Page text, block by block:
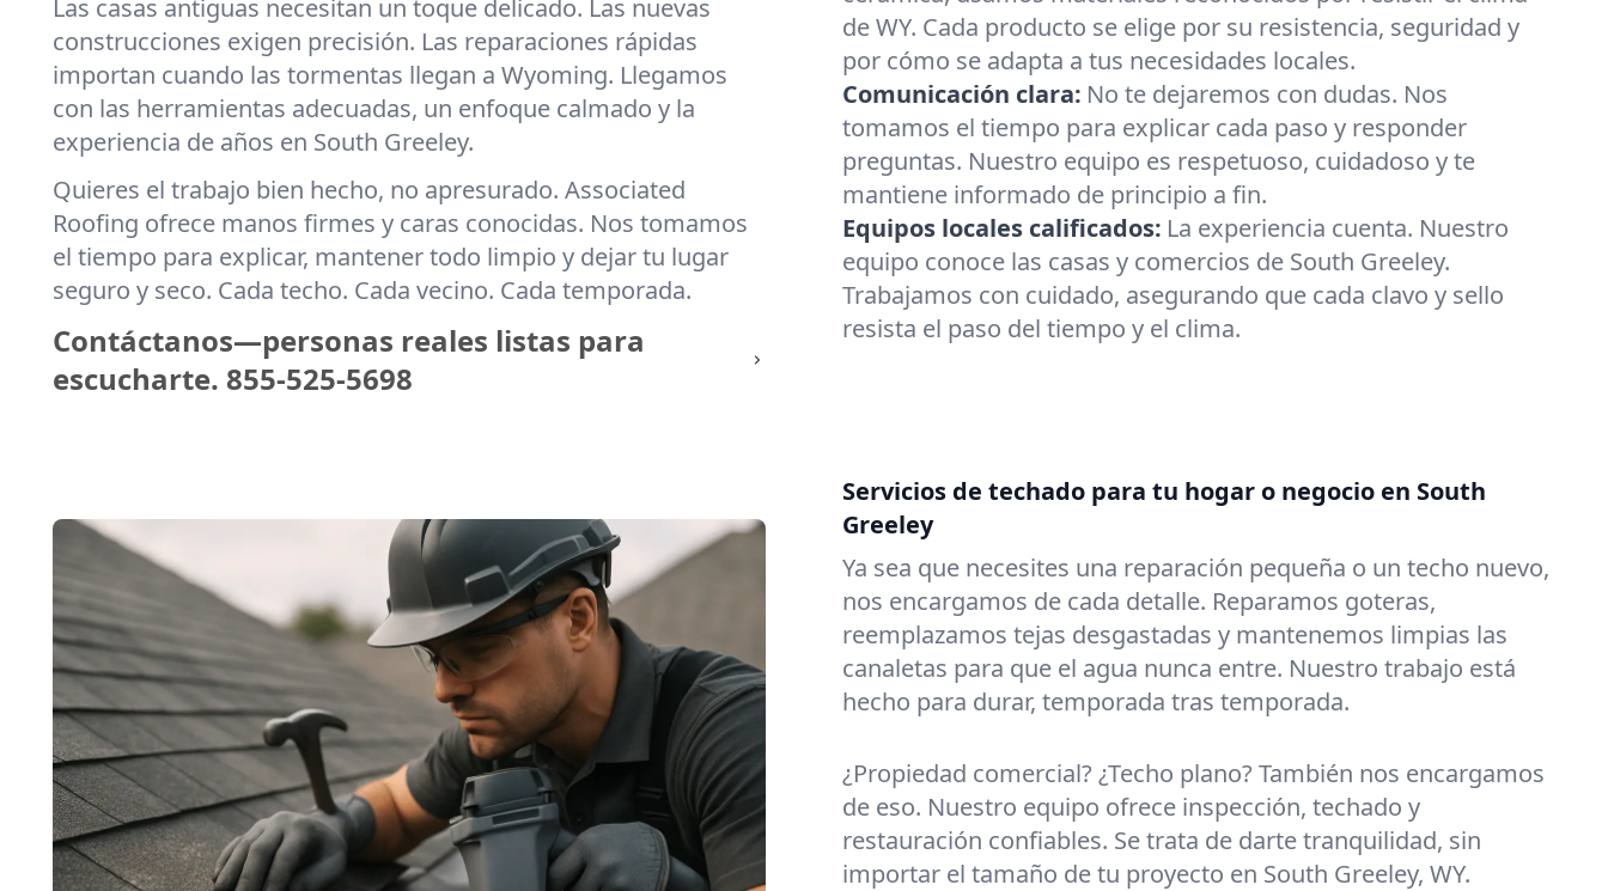
Las casas antiguas necesitan un toque delicado. Las nuevas
construcciones exigen precisión. Las reparaciones rápidas
importan cuando las tormentas llegan a Wyoming. Llegamos
con las herramientas adecuadas, un enfoque calmado y la
experiencia de años en South Greeley.
Quieres el trabajo bien hecho, no apresurado. Associated
Roofing ofrece manos firmes y caras conocidas. Nos tomamos
el tiempo para explicar, mantener todo limpio y dejar tu lugar
seguro y seco. Cada techo. Cada vecino. Cada temporada.
Contáctanos—personas reales listas para
escucharte. 855-525-5698
de WY. Cada producto se elige por su resistencia, seguridad y
por cómo se adapta a tus necesidades locales.
Comunicación clara: No te dejaremos con dudas. Nos
tomamos el tiempo para explicar cada paso y responder
preguntas. Nuestro equipo es respetuoso, cuidadoso y te
mantiene informado de principio a fin.
Equipos locales calificados: La experiencia cuenta. Nuestro
equipo conoce las casas y comercios de South Greeley.
Trabajamos con cuidado, asegurando que cada clavo y sello
resista el paso del tiempo y el clima.
Servicios de techado para tu hogar o negocio en South
Greeley
Ya sea que necesites una reparación pequeña o un techo nuevo,
nos encargamos de cada detalle. Reparamos goteras,
reemplazamos tejas desgastadas y mantenemos limpias las
canaletas para que el agua nunca entre. Nuestro trabajo está
hecho para durar, temporada tras temporada.
¿Propiedad comercial? ¿Techo plano? También nos encargamos
de eso. Nuestro equipo ofrece inspección, techado y
restauración confiables. Se trata de darte tranquilidad, sin
importar el tamaño de tu proyecto en South Greeley, WY.